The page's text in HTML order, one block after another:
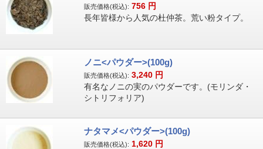
販売価格(税込): 756 円
長年皆様から人気の杜仲茶。荒い粉タイプ。
ノニ<パウダー>(100g)
販売価格(税込): 3,240 円
有名なノニの実のパウダーです。(モリンダ・
シトリフォリア)
ナタマメ<パウダー>(100g)
販売価格(税込): 1,620 円